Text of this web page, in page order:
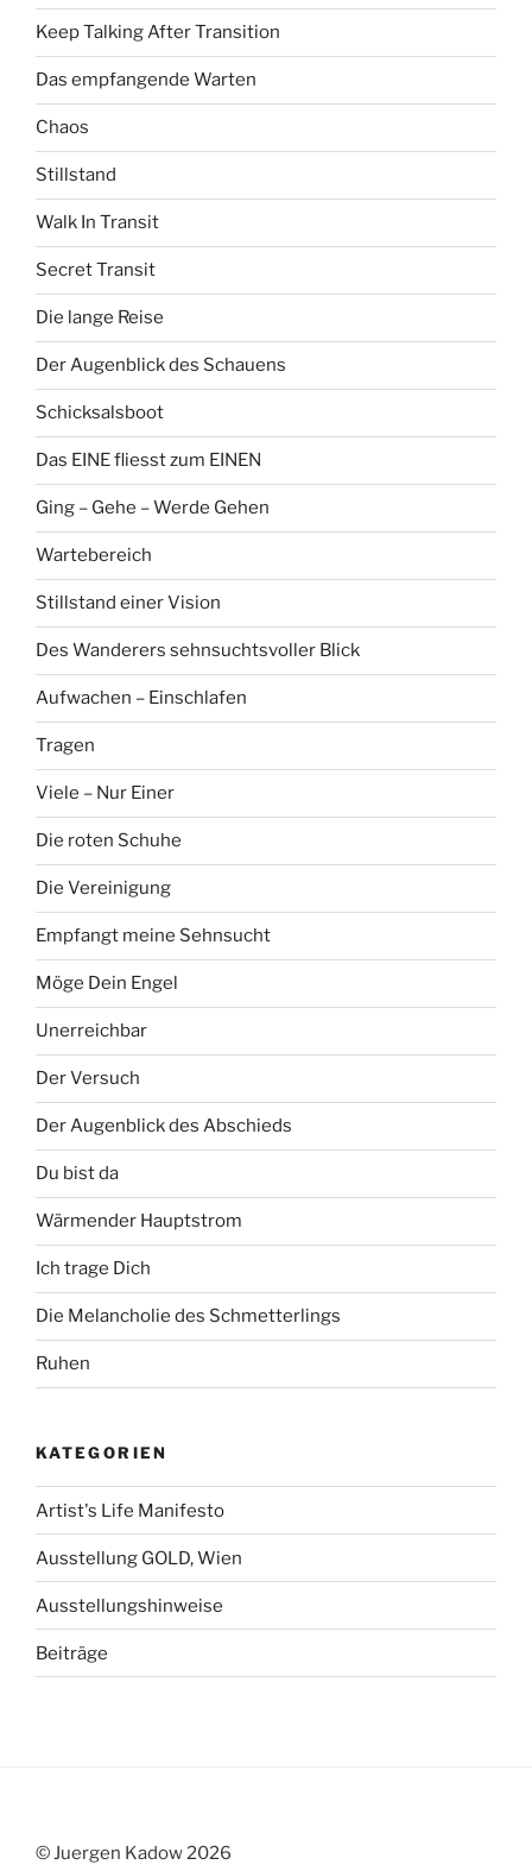
Keep Talking After Transition
Das empfangende Warten
Chaos
Stillstand
Walk In Transit
Secret Transit
Die lange Reise
Der Augenblick des Schauens
Schicksalsboot
Das EINE fliesst zum EINEN
Ging – Gehe – Werde Gehen
Wartebereich
Stillstand einer Vision
Des Wanderers sehnsuchtsvoller Blick
Aufwachen – Einschlafen
Tragen
Viele – Nur Einer
Die roten Schuhe
Die Vereinigung
Empfangt meine Sehnsucht
Möge Dein Engel
Unerreichbar
Der Versuch
Der Augenblick des Abschieds
Du bist da
Wärmender Hauptstrom
Ich trage Dich
Die Melancholie des Schmetterlings
Ruhen
KATEGORIEN
Artist's Life Manifesto
Ausstellung GOLD, Wien
Ausstellungshinweise
Beiträge
© Juergen Kadow 2026